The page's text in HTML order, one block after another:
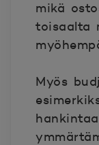
mikä
toisaalta
Myös